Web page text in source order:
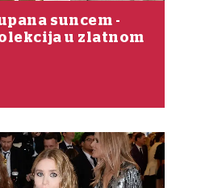
suncem -
u zlatnom